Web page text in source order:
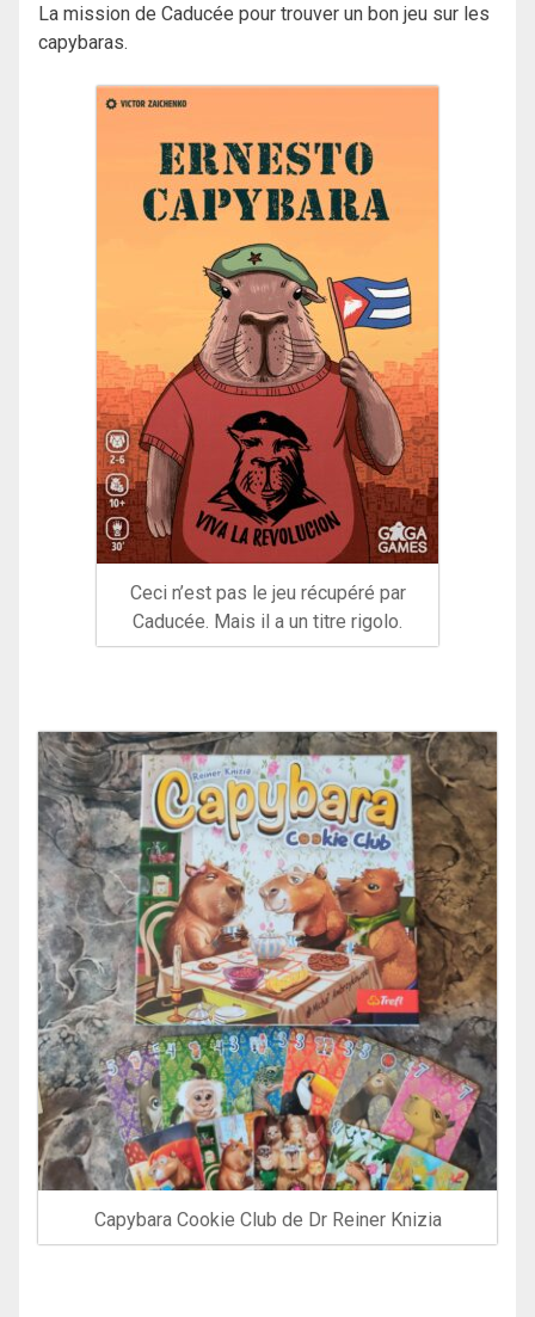
La mission de Caducée pour trouver un bon jeu sur les
capybaras.
Ceci n’est pas le jeu récupéré par
Caducée. Mais il a un titre rigolo.
Capybara Cookie Club de Dr Reiner Knizia